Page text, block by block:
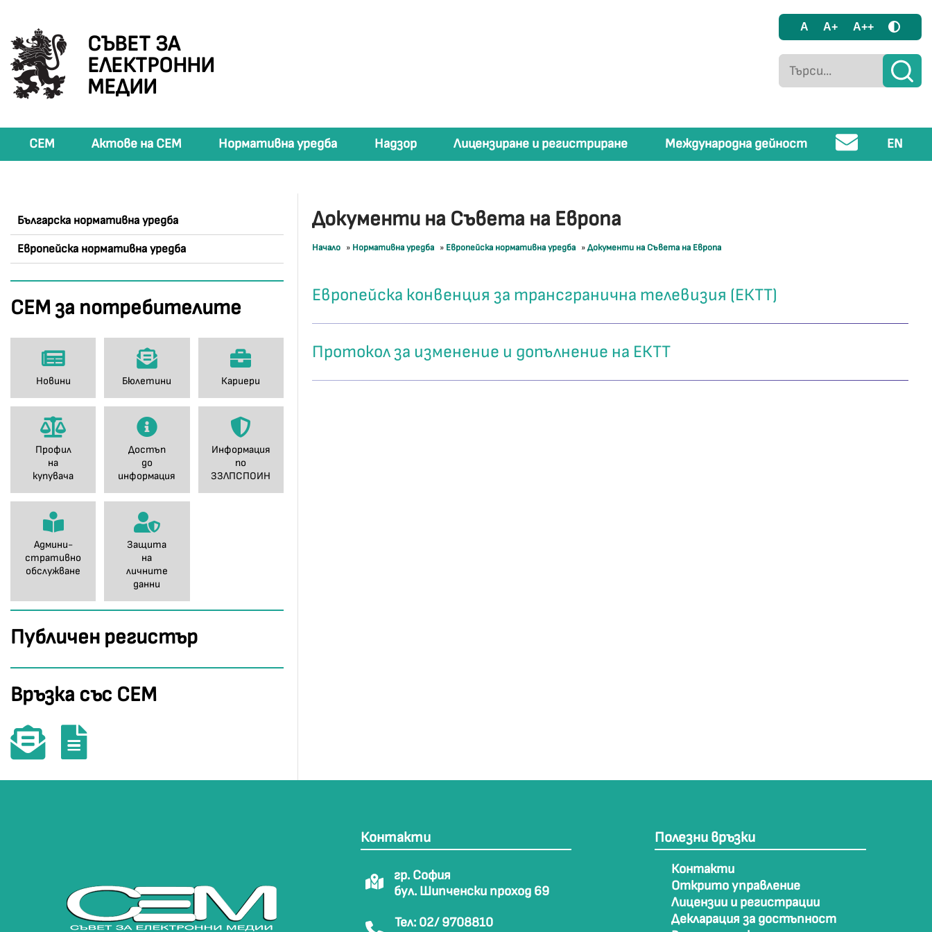
СЪВЕТ ЗА
ЕЛЕКТРОННИ
МЕДИИ
A A+ A++
СЕМ Актове на СЕМ Нормативна уредба Надзор Лицензиране и регистриране Международна дейност EN
Българска нормативна уредба
Европейска нормативна уредба
СЕМ за потребителите
Новини Бюлетини Кариери
Профил
на
купувача
Достъп
до
информация
Информация
по
ЗЗЛПСПОИН
Админи-
стративно
обслужване
Защита
на
личните
данни
Публичен регистър
Връзка със СЕМ
Документи на Съвета на Европа
Начало » Нормативна уредба » Европейска нормативна уредба »Документи на Съвета на Европа
Европейска конвенция за трансгранична телевизия (ЕКТТ)
Протокол за изменение и допълнение на ЕКТТ
Контакти
гр. София
бул. Шипченски проход 69
Тел: 02/ 9708810
Полезни връзки
Контакти
Открито управление
Лицензии и регистрации
Декларация за достъпност